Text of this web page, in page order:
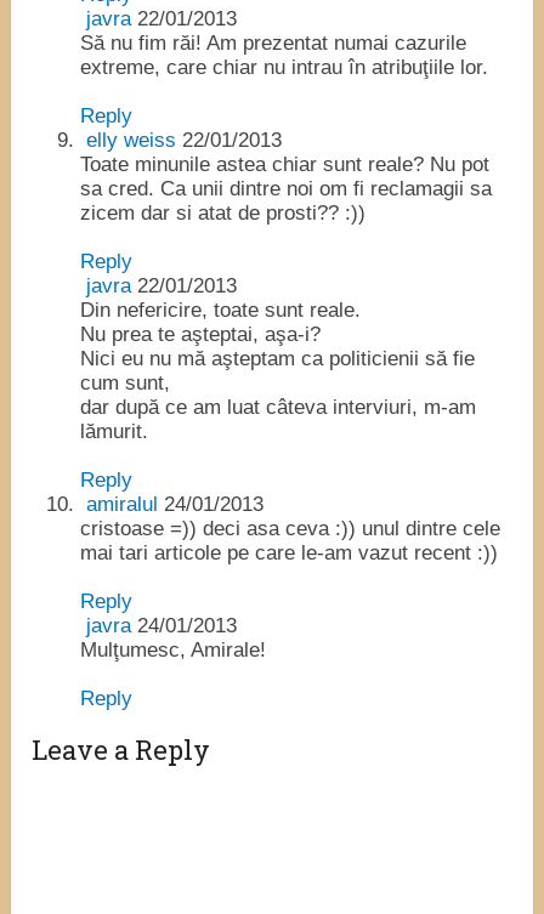
javra 22/01/2013
Să nu fim răi! Am prezentat numai cazurile
extreme, care chiar nu intrau în atribuţiile lor.
Reply
elly weiss 22/01/2013
Toate minunile astea chiar sunt reale? Nu pot
sa cred. Ca unii dintre noi om fi reclamagii sa
zicem dar si atat de prosti?? :))
Reply
javra 22/01/2013
Din nefericire, toate sunt reale.
Nu prea te aşteptai, aşa-i?
Nici eu nu mă aşteptam ca politicienii să fie
cum sunt,
dar după ce am luat câteva interviuri, m-am
lămurit.
Reply
amiralul 24/01/2013
cristoase =)) deci asa ceva :)) unul dintre cele
mai tari articole pe care le-am vazut recent :))
Reply
javra 24/01/2013
Mulţumesc, Amirale!
Reply
Leave a Reply